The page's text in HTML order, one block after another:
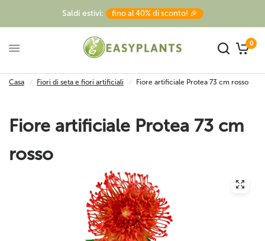
Saldi estivi: fino al 40% di sconto! 🎉
0
Casa / Fiori di seta e fiori artificiali / Fiore artificiale Protea 73 cm rosso
Fiore artificiale Protea 73 cm
rosso